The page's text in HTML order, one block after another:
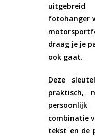
fotohanger
draag je je
ook gaat.
Deze
praktisch,
combinatie
tekst en de